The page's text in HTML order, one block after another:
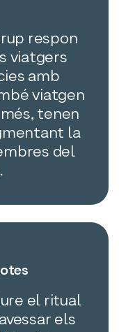
respon
viatgers
amb
viatgen
tenen
la
del
el ritual
els